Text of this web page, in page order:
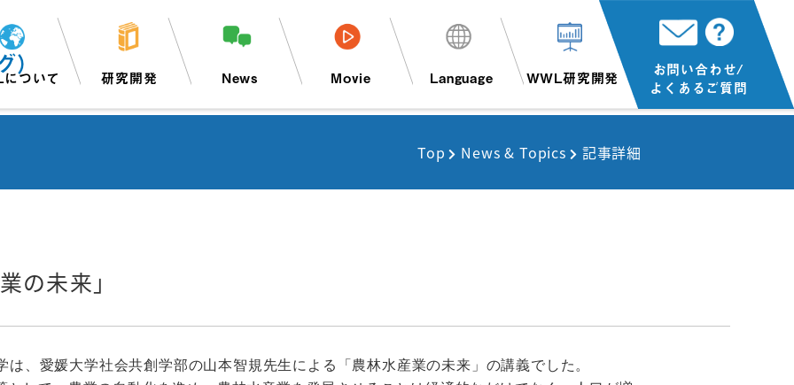
ついて 研究開発 News Movie Language WWL研究開発
お問い合わせ/
よくあるご質問
Top News & Topics 記事詳細
の未来」
、愛媛大学社会共創学部の山本智規先生による「農林水産業の未来」の講義でした。